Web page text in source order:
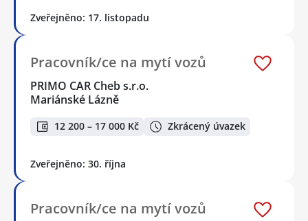
Zveřejněno: 17. listopadu
Pracovník/ce na mytí vozů
PRIMO CAR Cheb s.r.o.
Mariánské Lázně
12 200 – 17 000 Kč Zkrácený úvazek
Zveřejněno: 30. října
Pracovník/ce na mytí vozů